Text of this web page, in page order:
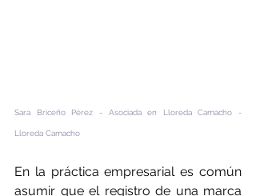
Sara Briceño Pérez - Asociada en Lloreda Camacho -
Lloreda Camacho
En la práctica empresarial es común
asumir que el registro de una marca